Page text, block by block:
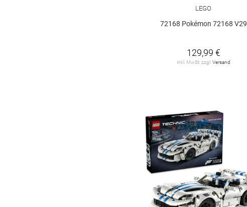
LEGO
72168 Pokémon 72168 V29
129,99 €
inkl. MwSt. zzgl. Versand